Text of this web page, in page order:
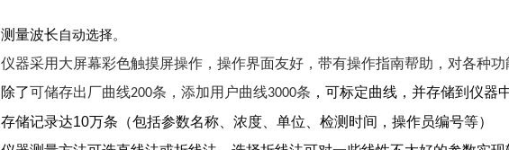
测量波长自动选择。
仪器采用大屏幕彩色触摸屏操作，操作界面友好，带有操作指南帮助，对各种功
除了可储存出厂曲线200条 ， 添加用户曲线3000条 ，可标定曲线，并存储到仪器中
存储记录达10万条（包括参数名称、浓度、单位、检测时间，操作员编号等）